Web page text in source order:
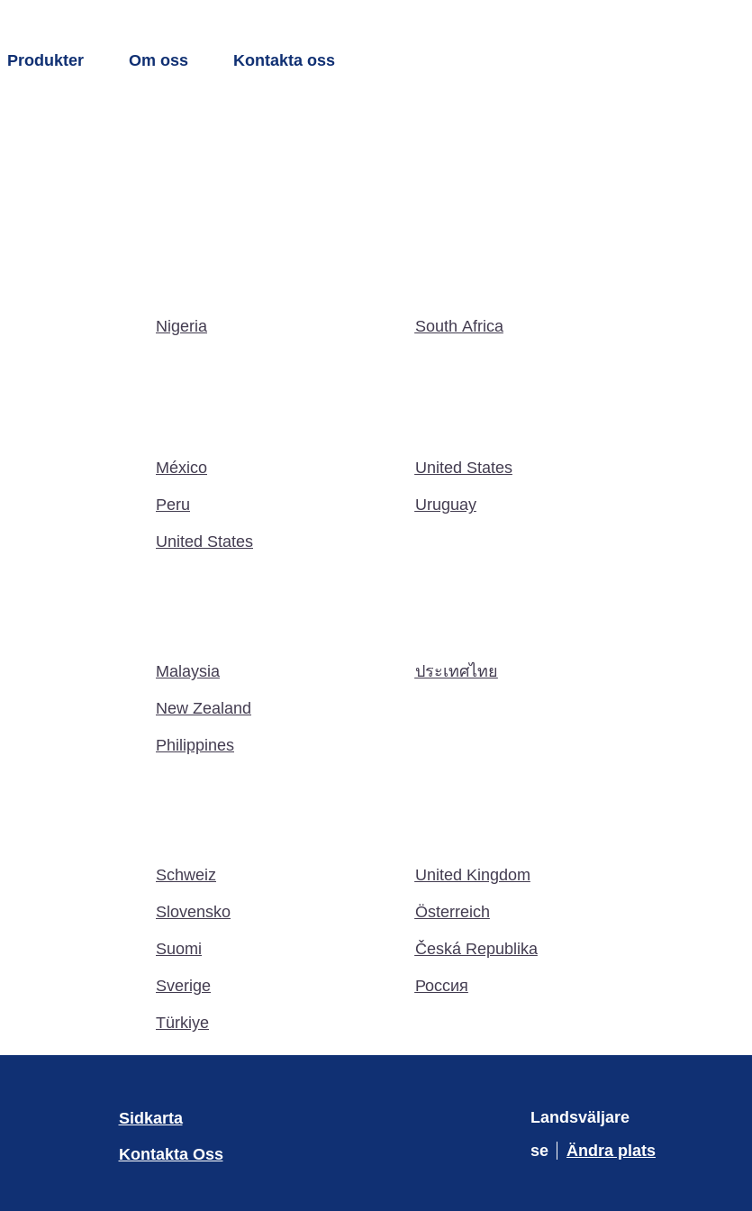
Produkter Om oss Kontakta oss
Nigeria South Africa
México
Peru
United States
United States
Uruguay
Malaysia
New Zealand
Philippines
ประเทศไทย
Schweiz
Slovensko
Suomi
Sverige
Türkiye
United Kingdom
Österreich
Česká Republika
Россия
Sidkarta
Kontakta Oss
Landsväljare
se
Ändra plats